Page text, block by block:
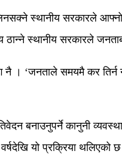
स्थानीय सरकारले
ठान्ने स्थानीय सरकारले
। ‘जनताले समयमै कर तिर्न
बनाउनुपर्ने कानुनी
यो प्रक्रिया थलिएको